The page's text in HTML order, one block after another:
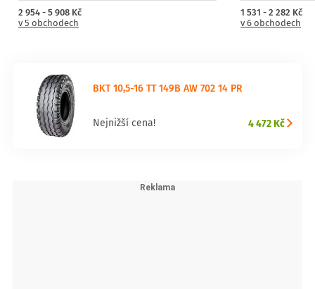
2 954 - 5 908 Kč
v 5 obchodech
1 531 - 2 282 Kč
v 6 obchodech
BKT 10,5-16 TT 149B AW 702 14 PR
Nejnižší cena! 4 472 Kč